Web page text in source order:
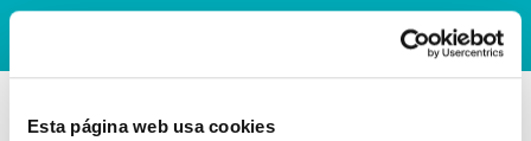
Esta página web usa cookies